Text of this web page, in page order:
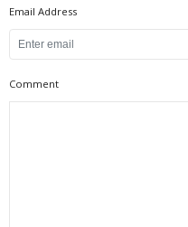
Email Address
Comment